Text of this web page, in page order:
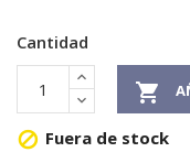
Cantidad

 Fuera de stock